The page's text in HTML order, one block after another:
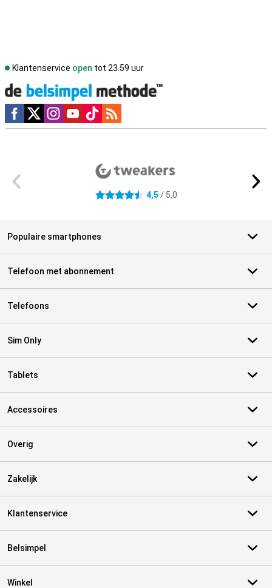
Klantenservice open tot 23.59 uur
Social media
4.5 sterren 4,5 / 5,0
Populaire smartphones
Telefoon met abonnement
Telefoons
Sim Only
Tablets
Accessoires
Overig
Zakelijk
Klantenservice
Belsimpel
Winkel